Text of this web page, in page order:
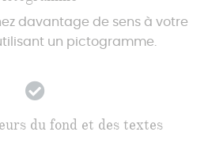
davantage de sens à votre
un pictogramme.
du fond et des textes